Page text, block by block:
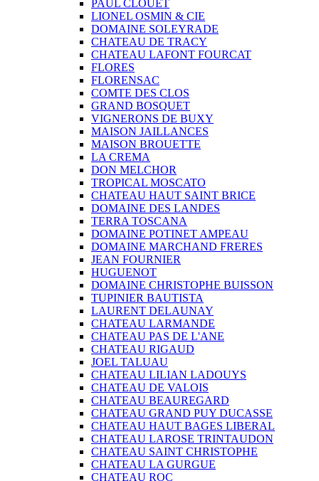
PAUL CLOUET
LIONEL OSMIN & CIE
DOMAINE SOLEYRADE
CHATEAU DE TRACY
CHATEAU LAFONT FOURCAT
FLORES
FLORENSAC
COMTE DES CLOS
GRAND BOSQUET
VIGNERONS DE BUXY
MAISON JAILLANCES
MAISON BROUETTE
LA CREMA
DON MELCHOR
TROPICAL MOSCATO
CHATEAU HAUT SAINT BRICE
DOMAINE DES LANDES
TERRA TOSCANA
DOMAINE POTINET AMPEAU
DOMAINE MARCHAND FRERES
JEAN FOURNIER
HUGUENOT
DOMAINE CHRISTOPHE BUISSON
TUPINIER BAUTISTA
LAURENT DELAUNAY
CHATEAU LARMANDE
CHATEAU PAS DE L'ANE
CHATEAU RIGAUD
JOEL TALUAU
CHATEAU LILIAN LADOUYS
CHATEAU DE VALOIS
CHATEAU BEAUREGARD
CHATEAU GRAND PUY DUCASSE
CHATEAU HAUT BAGES LIBERAL
CHATEAU LAROSE TRINTAUDON
CHATEAU SAINT CHRISTOPHE
CHATEAU LA GURGUE
CHATEAU ROC